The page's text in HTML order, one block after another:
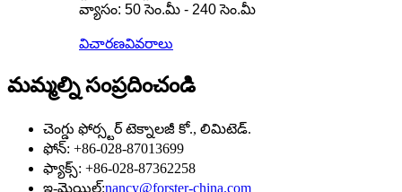
వ్యాసం: 50 సెం.మీ - 240 సెం.మీ
విచారణవివరాలు
మమ్మల్ని సంప్రదించండి
చెంగ్డు ఫోర్స్టర్ టెక్నాలజీ కో., లిమిటెడ్.
ఫోన్: +86-028-87013699
ఫ్యాక్స్: +86-028-87362258
ఇ-మెయిల్:nancy@forster-china.com